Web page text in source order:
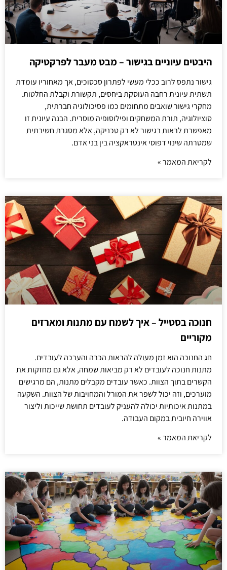
היבטים עיוניים בגישור – מבט מעבר לפרקטיקה
גישור נתפס לרוב ככלי מעשי לפתרון סכסוכים, אך מאחוריו עומדת
תשתית עיונית רחבה העוסקת ביחסים, תקשורת וקבלת החלטות.
מחקרי גישור שואבים מתחומים כמו פסיכולוגיה חברתית,
סוציולוגיה, תורת המשחקים ופילוסופיה מוסרית. הבנה עיונית זו
מאפשרת לראות בגישור לא רק טכניקה, אלא מסגרת חשיבתית
שמטרתה שינוי דפוסי אינטראקציה בין בני אדם.
לקריאת המאמר »
חנוכה בסטייל – איך לשמח עם מתנות ומארזים
מקוריים
חג החנוכה הוא זמן מעולה להראות הכרה והערכה לעובדים.
מתנות חנוכה לעובדים לא רק מביאות שמחה, אלא גם מחזקות את
הקשרים בתוך הצוות. כאשר עובדים מקבלים מתנות, הם מרגישים
מוערכים, וזה יכול לשפר את המורל והמחויבות של הצוות. השקעה
במתנות איכותיות יכולה להעניק לעובדים תחושת שייכות וליצור
אווירה חיובית במקום העבודה.
לקריאת המאמר »